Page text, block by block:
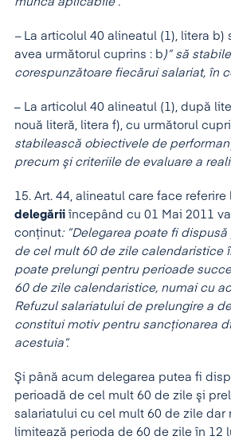
–La articolul 40 alineatul (1), litera b)
avea următorul cuprins : b)” să
corespunzătoare fiecărui salariat, în
– La articolul 40 alineatul (1), după
nouă literă, litera f), cu următorul
stabilească obiectivele de
precum şi criteriile de evaluare a
15. Art. 44, alineatul care face referire
delegării începând cu 01 Mai 2011
conţinut: ”Delegarea poate fi
de cel mult 60 de zile calendaristice
poate prelungi pentru perioade
60 de zile calendaristice, numai cu
Refuzul salariatului de prelungire a
constitui motiv pentru sancţionarea
acestuia”.
Şi până acum delegarea putea fi
perioadă de cel mult 60 de zile şi
salariatului cu cel mult 60 de zile dar
limitează perioda de 60 de zile în 12